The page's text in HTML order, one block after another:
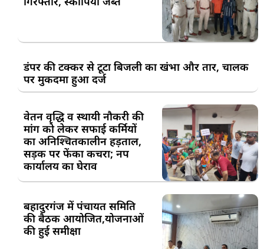
डंपर की टक्कर से टूटा बिजली का खंभा और तार, चालक
पर मुकदमा हुआ दर्ज
वेतन वृद्धि व स्थायी नौकरी की
मांग को लेकर सफाई कर्मियों
का अनिश्चितकालीन हड़ताल,
सड़क पर फेंका कचरा; नप
कार्यालय का घेराव
बहादुरगंज में पंचायत समिति
की बैठक आयोजित,योजनाओं
की हुई समीक्षा